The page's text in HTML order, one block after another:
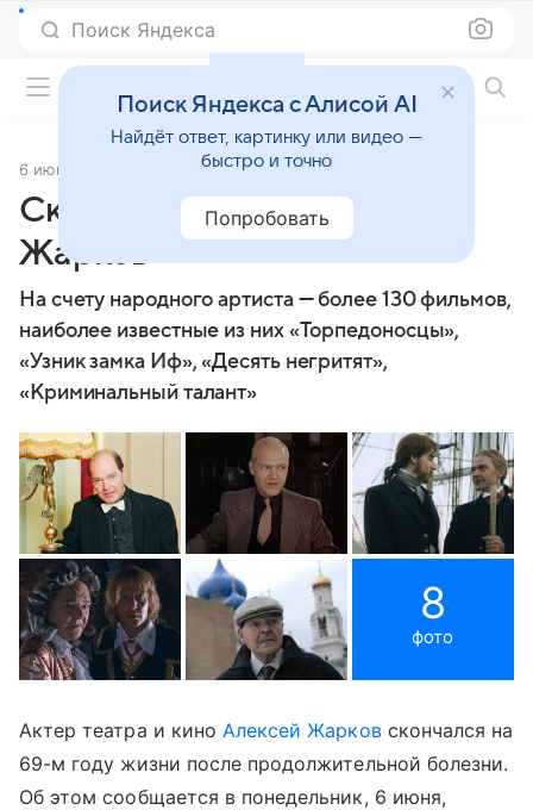
Поиск Яндекса
6 июня 2016 Источник:Lenta.Ru
Cкончался актер Алексей
Жарков
На счету народного артиста — более 130 фильмов,
наиболее известные из них «Торпедоносцы»,
«Узник замка Иф», «Десять негритят»,
«Криминальный талант»
8
фото
Актер театра и кино Алексей Жарковскончался на
69-м году жизни после продолжительной болезни.
Об этом сообщается в понедельник, 6 июня,
Поиск Яндекса с Алисой AI
Найдёт ответ, картинку или видео —
быстро и точно
Попробовать